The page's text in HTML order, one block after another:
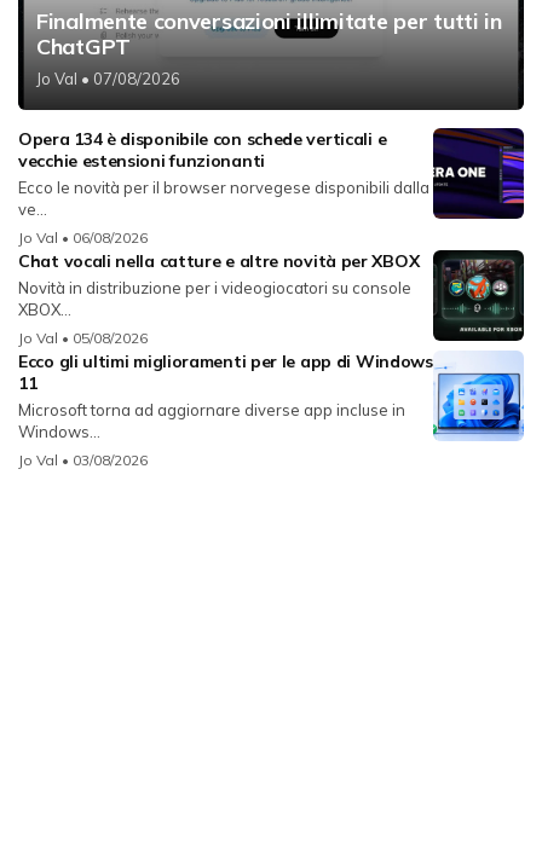
Finalmente conversazioni illimitate per tutti in
ChatGPT
Jo Val • 07/08/2026
Opera 134 è disponibile con schede verticali e
vecchie estensioni funzionanti
Ecco le novità per il browser norvegese disponibili dalla
ve...
Jo Val • 06/08/2026
Chat vocali nella catture e altre novità per XBOX
Novità in distribuzione per i videogiocatori su console
XBOX...
Jo Val • 05/08/2026
Ecco gli ultimi miglioramenti per le app di Windows
11
Microsoft torna ad aggiornare diverse app incluse in
Windows...
Jo Val • 03/08/2026